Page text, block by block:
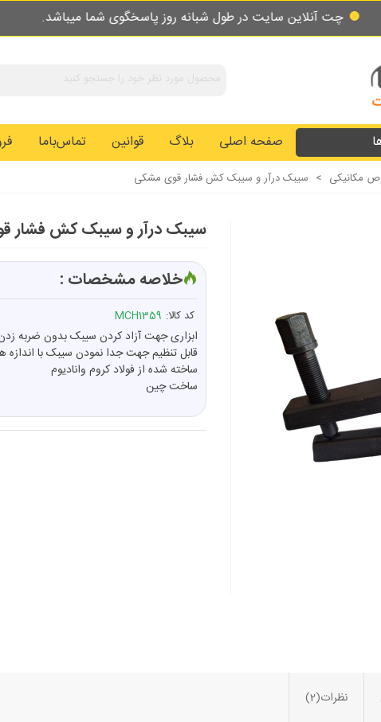
سایت در طول شبانه روز پاسخگوی شما میباشد.
صفحه اصلی بلاگ قوانین تماس‌باما
مکانیکی > سیبک درآر و سیبک کش فشار قوی مشکی
سیبک درآر و سیبک کش فشار
خلاصه مشخصات :
کد کالا: MCH1359
ابزاری جهت آزاد کردن سیبک بدون ضربه
قابل تنظیم جهت جدا نمودن سیبک با
ساخته شده از فولاد کروم وانادیوم
ساخت چین
نظرات(2)